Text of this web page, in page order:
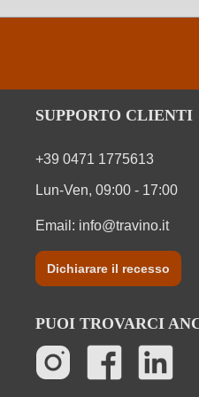
SUPPORTO CLIENTI
+39 0471 1775613
Lun-Ven, 09:00 - 17:00
Email: info@travino.it
Dichiarare il recesso
PUOI TROVARCI